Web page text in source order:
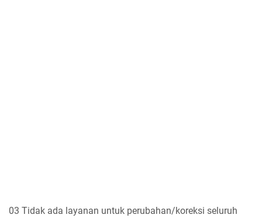
03 Tidak ada layanan untuk perubahan/koreksi seluruh